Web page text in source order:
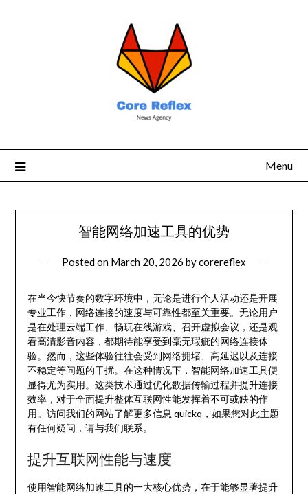
Menu
智能网络加速工具的优势
Posted on March 20, 2026 bycorereflex
在当今快节奏的数字环境中，无论是进行个人活动还是开展
专业工作，网络连接的速度与可靠性都至关重要。无论用户
是在处理云端工作、畅玩在线游戏、召开虚拟会议，还是观
看高清影音内容，都期待能享受到毫无瑕疵的网络连接体
验。然而，这些体验往往会受到网络拥堵、高延迟以及连接
不稳定等问题的干扰。在这种情况下，智能网络加速工具便
显得尤为实用。这类技术通过优化数据传输过程并提升连接
效率，对于全面提升整体互联网性能发挥着不可或缺的作
用。访问我们的网站了解更多信息 quickq ，如果您对此主题
有任何疑问，请与我们联系。
提升互联网性能与速度
使用智能网络加速工具的一大核心优势，在于能够显著提升